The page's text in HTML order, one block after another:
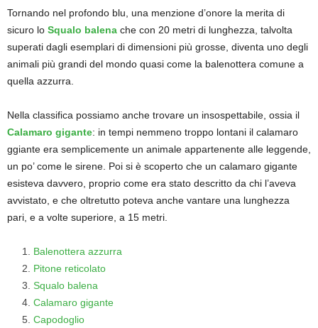
Tornando nel profondo blu, una menzione d’onore la merita di
sicuro lo Squalo balena che con 20 metri di lunghezza, talvolta
superati dagli esemplari di dimensioni più grosse, diventa uno degli
animali più grandi del mondo quasi come la balenottera comune a
quella azzurra.
Nella classifica possiamo anche trovare un insospettabile, ossia il
Calamaro gigante: in tempi nemmeno troppo lontani il calamaro
ggiante era semplicemente un animale appartenente alle leggende,
un po’ come le sirene. Poi si è scoperto che un calamaro gigante
esisteva davvero, proprio come era stato descritto da chi l’aveva
avvistato, e che oltretutto poteva anche vantare una lunghezza
pari, e a volte superiore, a 15 metri.
Balenottera azzurra
Pitone reticolato
Squalo balena
Calamaro gigante
Capodoglio